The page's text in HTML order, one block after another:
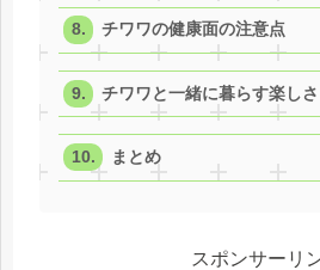
チワワの健康面の注意点
チワワと一緒に暮らす楽し
まとめ
スポンサーリ